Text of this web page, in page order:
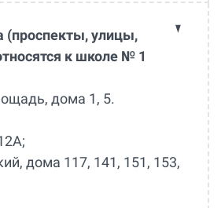
(проспекты, улицы,
к школе № 1
дома 1, 5.
дома 117, 141, 151, 153,